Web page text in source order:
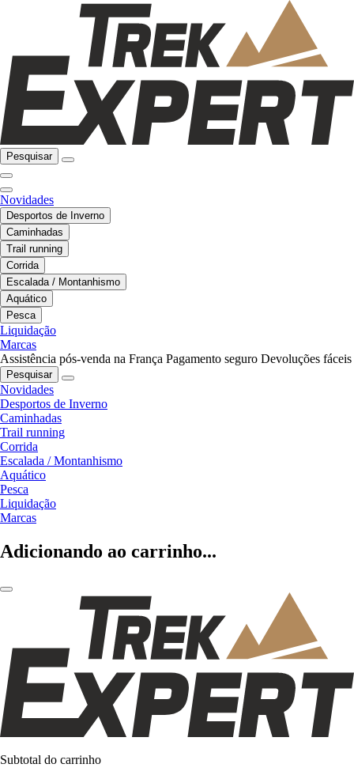
Pesquisar
Novidades
Desportos de Inverno
Caminhadas
Trail running
Corrida
Escalada / Montanhismo
Aquático
Pesca
Liquidação
Marcas
Assistência pós-venda na França Pagamento seguro Devoluções fáceis
Pesquisar
Novidades
Desportos de Inverno
Caminhadas
Trail running
Corrida
Escalada / Montanhismo
Aquático
Pesca
Liquidação
Marcas
Adicionando ao carrinho...
Subtotal do carrinho